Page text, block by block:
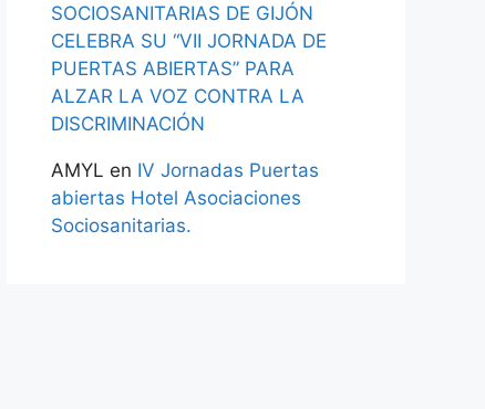
SOCIOSANITARIAS DE GIJÓN
CELEBRA SU “VII JORNADA DE
PUERTAS ABIERTAS” PARA
ALZAR LA VOZ CONTRA LA
DISCRIMINACIÓN
AMYL en IV Jornadas Puertas
abiertas Hotel Asociaciones
Sociosanitarias.